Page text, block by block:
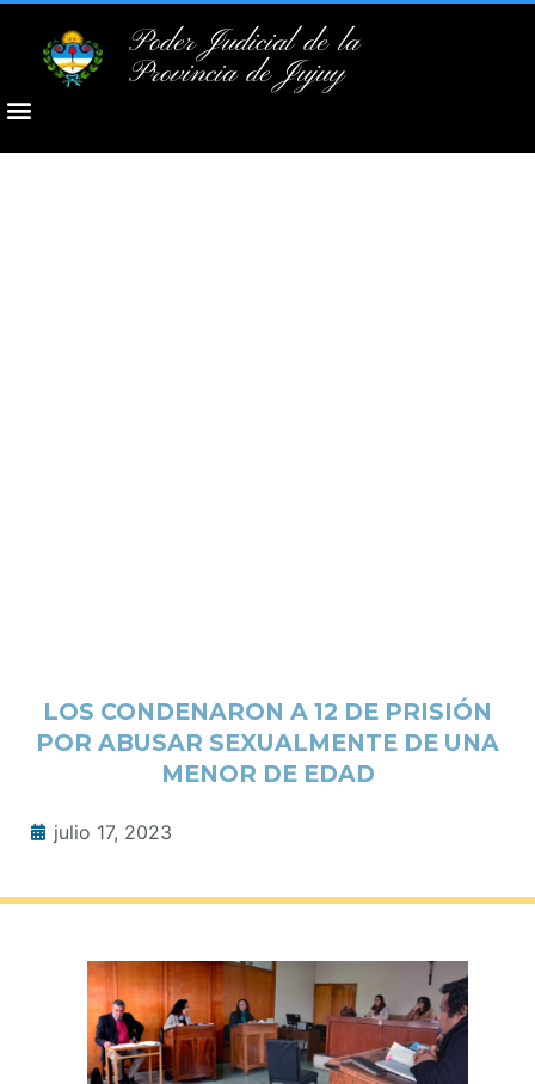
Poder Judicial de la
Provincia de Jujuy
LOS CONDENARON A 12 DE PRISIÓN
POR ABUSAR SEXUALMENTE DE UNA
MENOR DE EDAD
julio 17, 2023